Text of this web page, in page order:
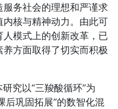
务社会的理想和严谨求
核与精神动力。由此可
模式上的创新改革，已
方面取得了切实而积极
究以“三羧酸循环”为
后巩固拓展”的数智化混